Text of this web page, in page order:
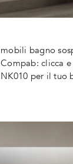
mobili bagno
Compab: clicca
NK010 per il tuo